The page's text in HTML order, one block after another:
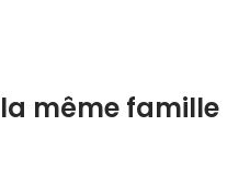
même famille